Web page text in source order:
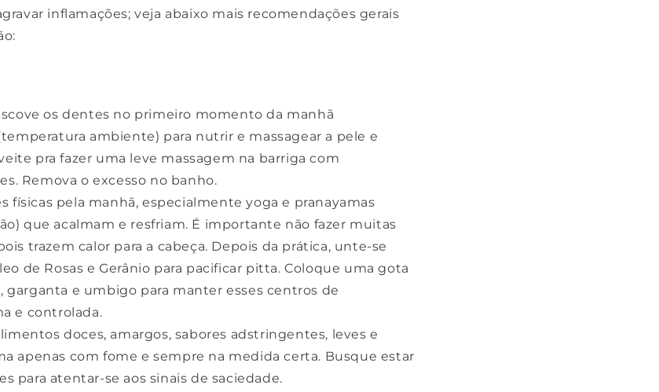
inflamações; veja abaixo mais recomendações gerais
os dentes no primeiro momento da manhã
ambiente) para nutrir e massagear a pele e
pra fazer uma leve massagem na barriga com
Remova o excesso no banho.
físicas pela manhã, especialmente yoga e pranayamas
que acalmam e resfriam. É importante não fazer muitas
trazem calor para a cabeça. Depois da prática, unte-se
de Rosas e Gerânio para pacificar pitta. Coloque uma gota
garganta e umbigo para manter esses centros de
e controlada.
doces, amargos, sabores adstringentes, leves e
apenas com fome e sempre na medida certa. Busque estar
para atentar-se aos sinais de saciedade.